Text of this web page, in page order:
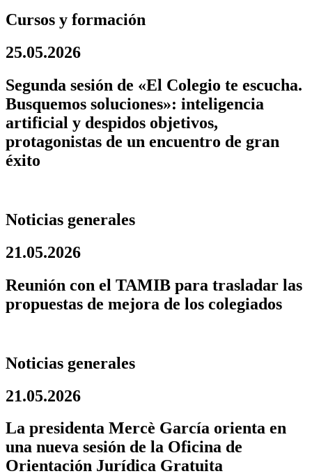
Cursos y formación
25.05.2026
Segunda sesión de «El Colegio te escucha.
Busquemos soluciones»: inteligencia
artificial y despidos objetivos,
protagonistas de un encuentro de gran
éxito
Noticias generales
21.05.2026
Reunión con el TAMIB para trasladar las
propuestas de mejora de los colegiados
Noticias generales
21.05.2026
La presidenta Mercè García orienta en
una nueva sesión de la Oficina de
Orientación Jurídica Gratuita